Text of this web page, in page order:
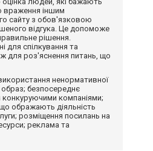
враження іншим
сайту з обов'язковою
відгука. Це допоможе
рішення.
для спілкування та
для роз'яснення питань, що
ненормативної
безпосереднє
конкуруючими компаніями;
ображають діяльність
розміщення посилань на
реклама та